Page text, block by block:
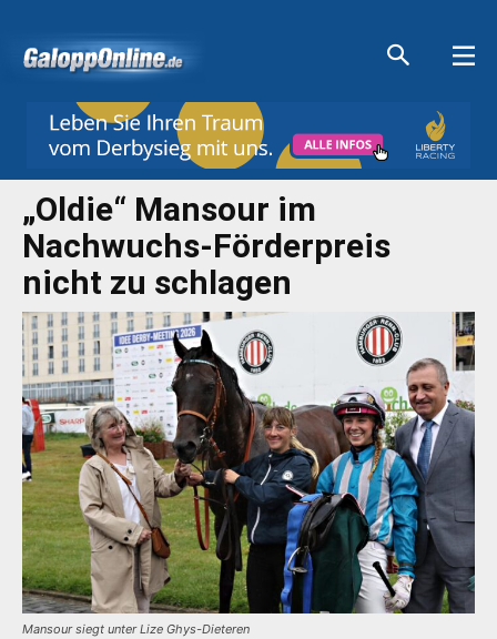
„Oldie“ Mansour im
Nachwuchs-Förderpreis
nicht zu schlagen
Mansour siegt unter Lize Ghys-Dieteren